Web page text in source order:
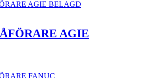
AGIE